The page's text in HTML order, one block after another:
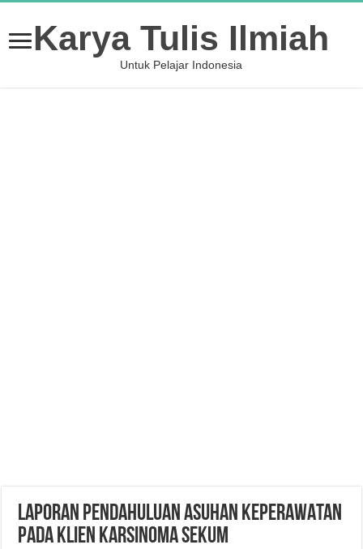
Karya Tulis Ilmiah
Untuk Pelajar Indonesia
LAPORAN PENDAHULUAN ASUHAN KEPERAWATAN
PADA KLIEN KARSINOMA SEKUM